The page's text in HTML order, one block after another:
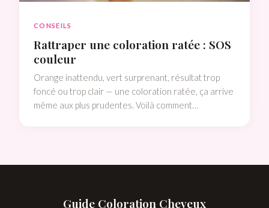
CONSEILS
Rattraper une coloration ratée : SOS
couleur
Orange inattendu, vert surprenant, résultat trop
foncé ou trop clair — une coloration ratée, ça arrive
même aux plus prudentes. Voilà comment
Guide Coloration Cheveux